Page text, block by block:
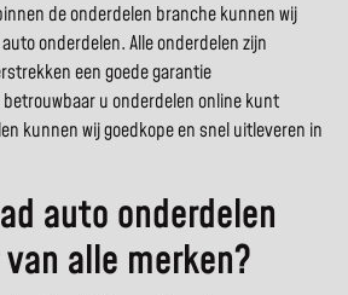
de onderdelen branche kunnen wij
onderdelen. Alle onderdelen zijn
een goede garantie
betrouwbaar u onderdelen online kunt
kunnen wij goedkope en snel uitleveren in
auto onderdelen
alle merken?